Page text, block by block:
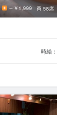
～￥1,999 58席
時給：